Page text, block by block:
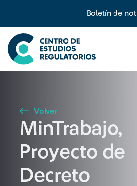
Boletín de
Búsqueda
Seleccione país
Buscar
Volver
MinTrabajo,
Proyecto de
Decreto